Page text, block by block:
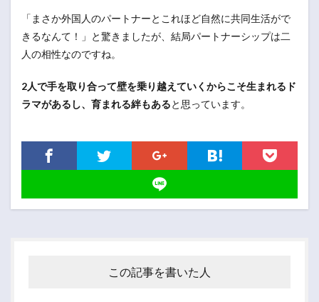
「まさか外国人のパートナーとこれほど自然に共同生活がで
きるなんて！」と驚きましたが、結局パートナーシップは二
人の相性なのですね。
2人で手を取り合って壁を乗り越えていくからこそ生まれるド
ラマがあるし、育まれる絆もあると思っています。
この記事を書いた人